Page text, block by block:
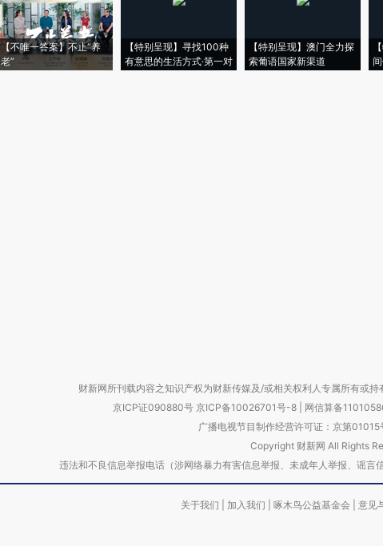
【不唯一答案】不止“养
老”
【特别呈现】寻找100种
有意思的生活方式·第一对
【特别呈现】澳门全力探
索葡语国家新渠道
财新网所刊载内容之知识产权为财新传媒及/或相关权利人专属所有或
京ICP证090880号 京ICP备10026701号-8 网信算备
广播电视节目制作经营许可证：京第01015
Copyright 财新网 All Rights
违法和不良信息举报电话（涉网络暴力有害信息举报、未成年人举报、
关于我们 加入我们 啄木鸟公益基金会 意见